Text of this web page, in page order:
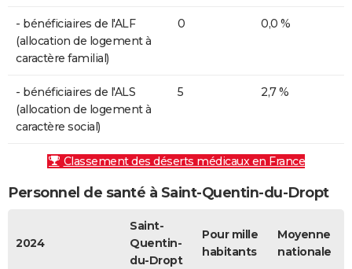
- bénéficiaires de l'ALF
(allocation de logement à
caractère familial)
0 0,0 %
- bénéficiaires de l'ALS
(allocation de logement à
caractère social)
5 2,7 %
Classement des déserts médicaux en France
Personnel de santé à Saint-Quentin-du-Dropt
2024
Saint-
Quentin-
du-Dropt
Pour mille
habitants
Moyenne
nationale